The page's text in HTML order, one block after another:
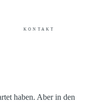
KONTAKT
haben. Aber in den